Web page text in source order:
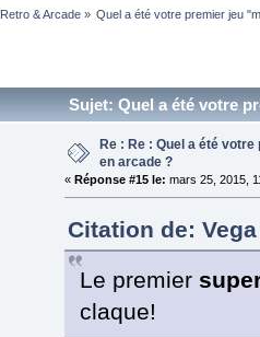
Retro & Arcade» Quel a été votre premier jeu
Sujet: Quel a été votre
Re : Re : Quel a été
en arcade ?
« Réponse #15 le: mars 25, 2015,
Citation de:
Le premier
claque!